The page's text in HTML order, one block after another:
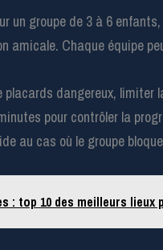
un groupe de 3 à 6
amicale. Chaque équipe
placards dangereux, limiter
pour contrôler la
au cas où le groupe
: top 10 des meilleurs lieux